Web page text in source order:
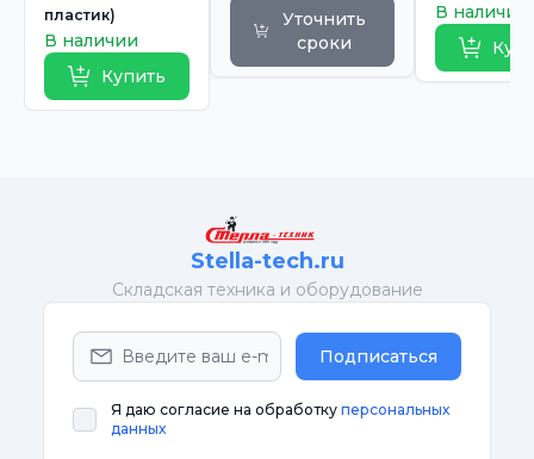
пластик)
В наличии
Купить
Уточнить
сроки
В наличии
Stella-tech.ru
Cкладская техника и оборудование
Подписаться
Я даю согласие на обработку персональных
данных